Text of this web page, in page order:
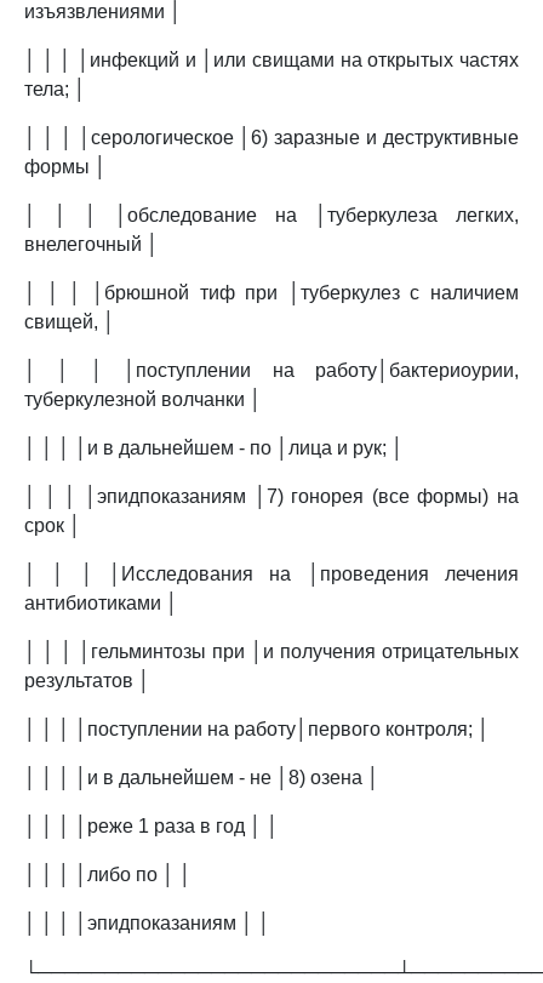
изъязвлениями │
│ │ │ │инфекций и │или свищами на открытых частях
тела; │
│ │ │ │серологическое │6) заразные и деструктивные
формы │
│ │ │ │обследование на │туберкулеза легких,
внелегочный │
│ │ │ │брюшной тиф при │туберкулез с наличием
свищей, │
│ │ │ │поступлении на работу│бактериоурии,
туберкулезной волчанки │
│ │ │ │и в дальнейшем - по │лица и рук; │
│ │ │ │эпидпоказаниям │7) гонорея (все формы) на
срок │
│ │ │ │Исследования на │проведения лечения
антибиотиками │
│ │ │ │гельминтозы при │и получения отрицательных
результатов │
│ │ │ │поступлении на работу│первого контроля; │
│ │ │ │и в дальнейшем - не │8) озена │
│ │ │ │реже 1 раза в год │ │
│ │ │ │либо по │ │
│ │ │ │эпидпоказаниям │ │